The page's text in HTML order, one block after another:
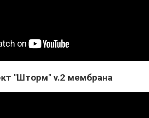
"Шторм" v.2 мембрана